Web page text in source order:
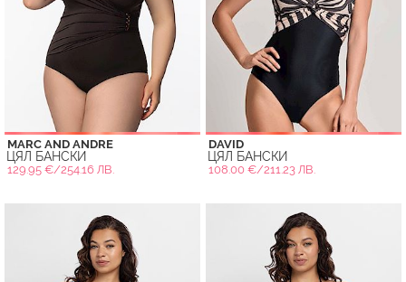
MARC AND ANDRE
ЦЯЛ БАНСКИ
129.95 €/254.16 ЛВ.
DAVID
ЦЯЛ БАНСКИ
108.00 €/211.23 ЛВ.